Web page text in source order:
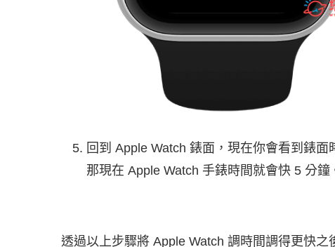
回到 Apple Watch 錶面，現在你會看到錶
那現在 Apple Watch 手錶時間就會快 5 分鐘
透過以上步驟將 Apple Watch 調時間調得更快